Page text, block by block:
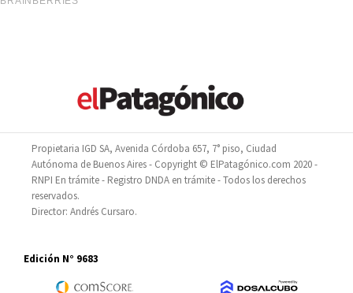
Propietaria IGD SA, Avenida Córdoba 657, 7° piso, Ciudad
Autónoma de Buenos Aires - Copyright © ElPatagónico.com 2020 -
RNPI En trámite - Registro DNDA en trámite - Todos los derechos
reservados.
Director: Andrés Cursaro.
Edición N° 9683